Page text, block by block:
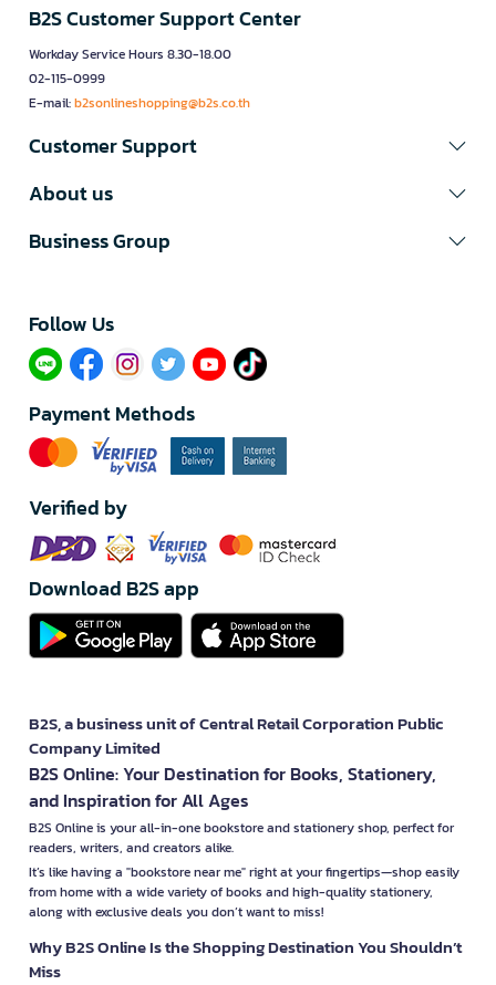
B2S Customer Support Center
Workday Service Hours 8.30-18.00
02-115-0999
E-mail:b2sonlineshopping@b2s.co.th
Customer Support
About us
Business Group
Follow Us​
Payment Methods
Verified by
Download B2S app
B2S, a business unit of Central Retail Corporation Public
Company Limited
B2S Online: Your Destination for Books, Stationery,
and Inspiration for All Ages
B2S Online is your all-in-one bookstore and stationery shop, perfect for
readers, writers, and creators alike.
It’s like having a "bookstore near me" right at your fingertips—shop easily
from home with a wide variety of books and high-quality stationery,
along with exclusive deals you don’t want to miss!
Why B2S Online Is the Shopping Destination You Shouldn’t
Miss